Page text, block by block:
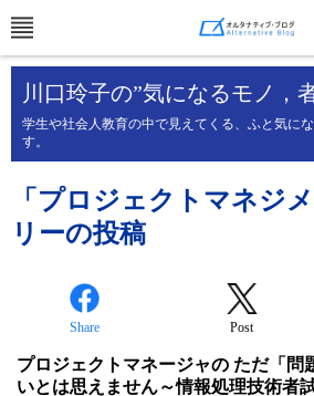
川口玲子の”気になるモノ，
学生や社会人教育の中で見えてくる、ふと気に
す。
「プロジェクトマネジ
リーの投稿
Share Post
プロジェクトマネージャの ただ「問
いとは思えません～情報処理技術者